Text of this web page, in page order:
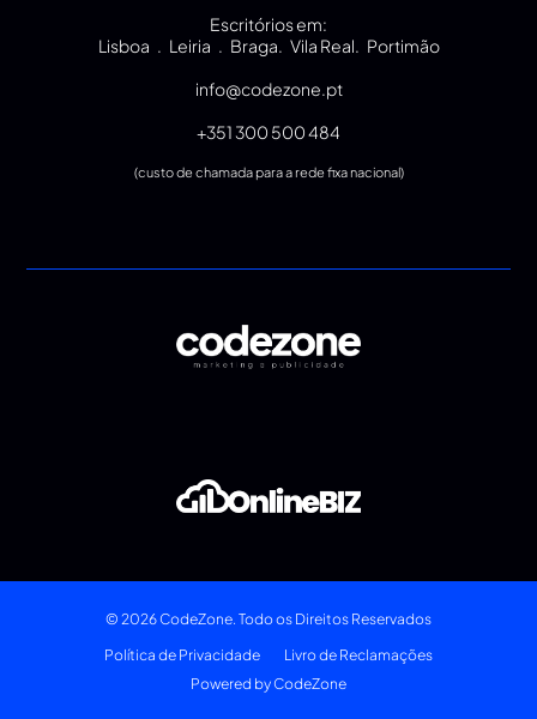
Escritórios em:
Lisboa . Leiria . Braga. Vila Real. Portimão
info@codezone.pt
+351 300 500 484
(custo de chamada para a rede fixa nacional)
© 2026 CodeZone. Todo os Direitos Reservados
Política de Privacidade
Livro de Reclamações
Powered by CodeZone